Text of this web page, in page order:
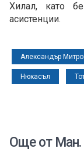
Хилал, като
асистенции.
Александър
Нюкасъл
Още от